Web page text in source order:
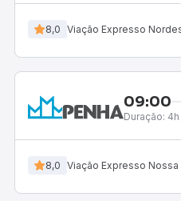
8,0 Viação Expresso
09:00
Duração:
8,0 Viação Expresso Nossa